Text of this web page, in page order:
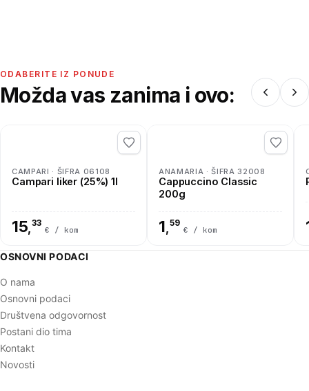
ODABERITE IZ PONUDE
Možda vas zanima i ovo:
CAMPARI · ŠIFRA 06108
Campari liker (25%) 1l
15,33
€ / kom
ANAMARIA · ŠIFRA 32008
Cappuccino Classic
200g
1,59
€ / kom
OSNOVNI PODACI
O nama
Osnovni podaci
Društvena odgovornost
Postani dio tima
Kontakt
Novosti